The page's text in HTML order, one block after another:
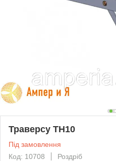
Траверсу ТН10
Під замовлення
Код: 10708
Роздріб